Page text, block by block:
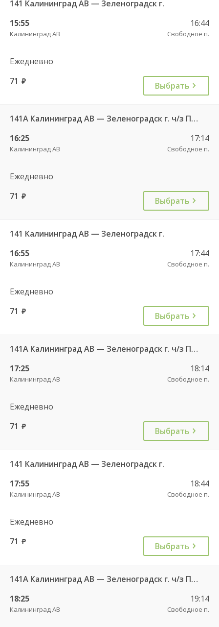
141 Калининград АВ — Зеленоградск г.
15:55
Калининград АВ
16:44
Свободное п.
Ежедневно
71 руб. Выбрать
141А Калининград АВ — Зеленоградск г. ч/з Петрово п.
16:25
Калининград АВ
17:14
Свободное п.
Ежедневно
71 руб. Выбрать
141 Калининград АВ — Зеленоградск г.
16:55
Калининград АВ
17:44
Свободное п.
Ежедневно
71 руб. Выбрать
141А Калининград АВ — Зеленоградск г. ч/з Петрово п.
17:25
Калининград АВ
18:14
Свободное п.
Ежедневно
71 руб. Выбрать
141 Калининград АВ — Зеленоградск г.
17:55
Калининград АВ
18:44
Свободное п.
Ежедневно
71 руб. Выбрать
141А Калининград АВ — Зеленоградск г. ч/з Петрово п.
18:25
Калининград АВ
19:14
Свободное п.